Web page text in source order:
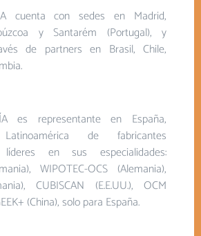
cuenta con sedes en Madrid,
y Santarém (Portugal), y
de partners en Brasil, Chile,
es representante en España,
de fabricantes
líderes en sus especialidades:
WIPOTEC-OCS (Alemania),
CUBISCAN (E.E.UU.), OCM
(China), solo para España.